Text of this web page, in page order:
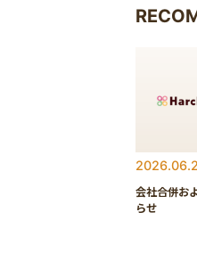
会社合併お
らせ